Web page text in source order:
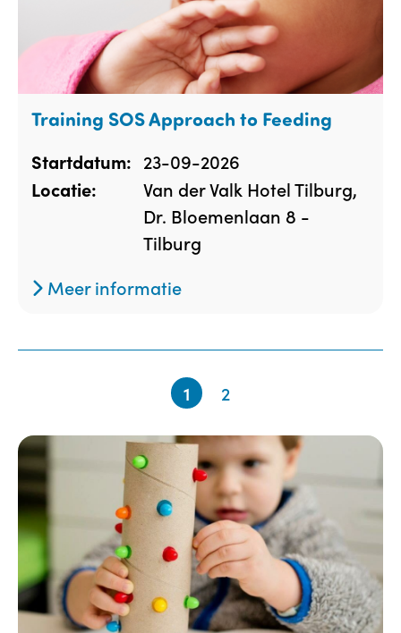
Training SOS Approach to Feeding
Startdatum: 23-09-2026
Locatie:
Van der Valk Hotel Tilburg,
Dr. Bloemenlaan 8 -
Tilburg
Meer informatie
1 2